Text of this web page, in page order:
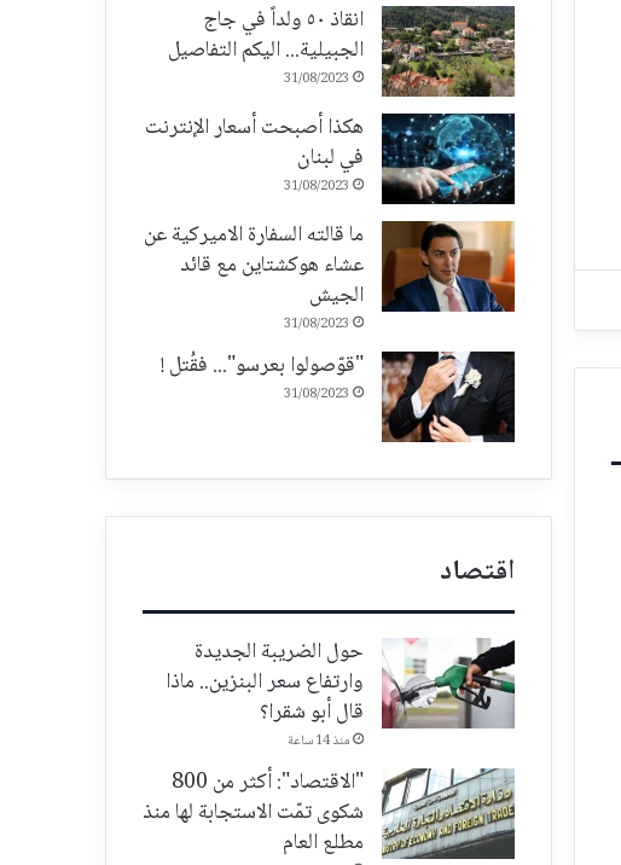
انقاذ ٥٠ ولداً في جاج
الجبيلية... اليكم التفاصيل
31/08/2023
هكذا أصبحت أسعار الإنترنت
في لبنان
31/08/2023
ما قالته السفارة الاميركية عن
عشاء هوكشتاين مع قائد
الجيش
31/08/2023
"قوّصولوا بعرسو"... فقُتل !
31/08/2023
اقتصاد
حول الضريبة الجديدة
وارتفاع سعر البنزين.. ماذا
قال أبو شقرا؟
منذ 14 ساعة
"الاقتصاد": أكثر من 800
شكوى تمّت الاستجابة لها منذ
مطلع العام